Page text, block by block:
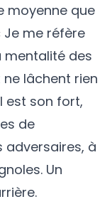
moyenne que
Je me réfère
mentalité des
ne lâchent rien
est son fort,
de
adversaires, à
Un